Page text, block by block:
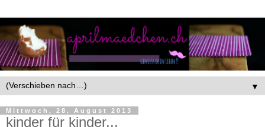
▼
Mittwoch, 28. August 2013
kinder für kinder...